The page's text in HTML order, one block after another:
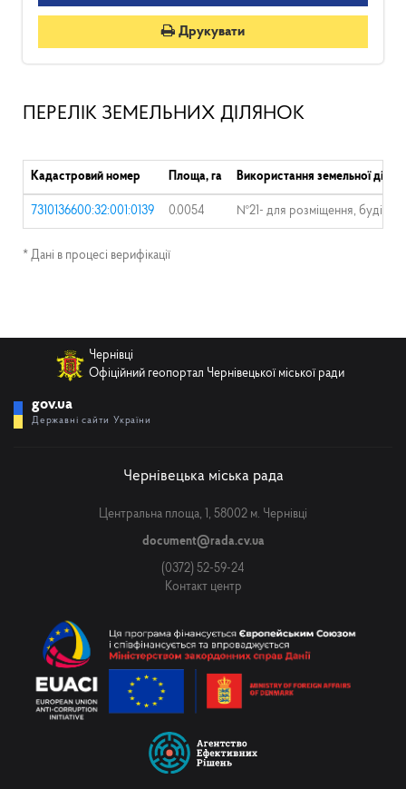
Друкувати
ПЕРЕЛІК ЗЕМЕЛЬНИХ ДІЛЯНОК
Кадастровий номер Площа, га Використання земельної
7310136600:32:001:0139 0.0054 №21- для розміщення,
* Дані в процесі верифікації
Чернівці
Офіційний геопортал Чернівецької міської ради
gov.ua
Державні сайти України
Чернівецька міська рада
Центральна площа, 1, 58002 м. Чернівці
document@rada.cv.ua
(0372) 52-59-24
Контакт центр